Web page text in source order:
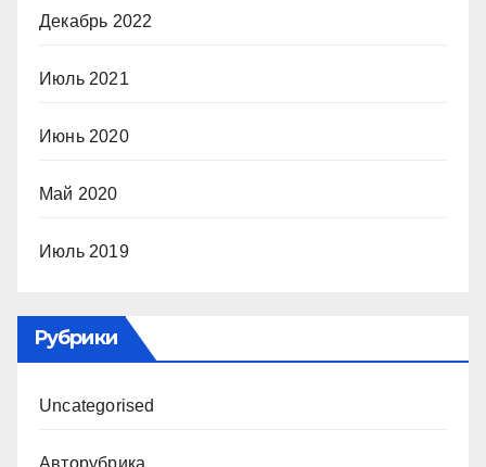
Декабрь 2022
Июль 2021
Июнь 2020
Май 2020
Июль 2019
Рубрики
Uncategorised
Авторубрика